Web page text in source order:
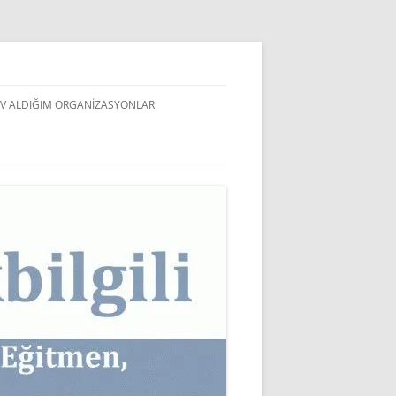
ALDIĞIM ORGANIZASYONLAR